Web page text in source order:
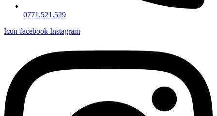
0771.521.529
Icon-facebook Instagram